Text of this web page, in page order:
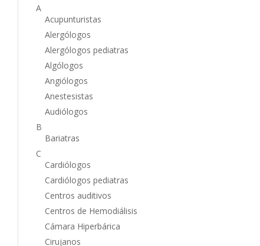
A
Acupunturistas
Alergólogos
Alergólogos pediatras
Algólogos
Angiólogos
Anestesistas
Audiólogos
B
Bariatras
C
Cardiólogos
Cardiólogos pediatras
Centros auditivos
Centros de Hemodiálisis
Cámara Hiperbárica
Cirujanos